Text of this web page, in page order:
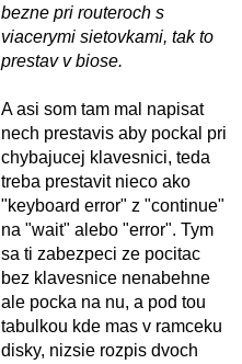
bezne pri routeroch s
viacerymi sietovkami, tak to
prestav v biose.
A asi som tam mal napisat
nech prestavis aby pockal pri
chybajucej klavesnici, teda
treba prestavit nieco ako
"keyboard error" z "continue"
na "wait" alebo "error". Tym
sa ti zabezpeci ze pocitac
bez klavesnice nenabehne
ale pocka na nu, a pod tou
tabulkou kde mas v ramceku
disky, nizsie rozpis dvoch